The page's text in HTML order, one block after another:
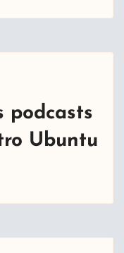
podcasts
Ubuntu